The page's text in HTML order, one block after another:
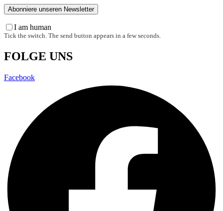
I am human
Tick the switch. The send button appears in a few seconds.
FOLGE UNS
Facebook